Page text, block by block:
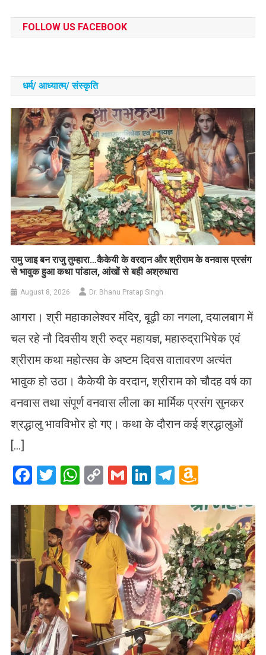
FOLLOW US FACEBOOK
धर्म/ आध्‍यात्‍म/ संस्‍कृति
रामु जाइ बन राजु तुम्हारा…कैकेयी के वरदान और श्रीराम के वनवास प्रसंग
से भावुक हुआ कथा पांडाल, आंखों से बही अश्रुधारा
August 8, 2026 Dr. Bhanu Pratap Singh
आगरा। श्री महाकालेश्वर मंदिर, बूढ़ी का नगला, दयालबाग में
चल रहे नौ दिवसीय श्री रुद्र महायज्ञ, महारुद्राभिषेक एवं
श्रीराम कथा महोत्सव के अष्टम दिवस वातावरण अत्यंत
भावुक हो उठा। कैकेयी के वरदान, श्रीराम को चौदह वर्ष का
वनवास तथा संपूर्ण वनवास लीला का मार्मिक प्रसंग सुनकर
श्रद्धालु भावविभोर हो गए। कथा के दौरान कई श्रद्धालुओं
[…]
Facebook
Twitter
WhatsApp
CopyGmailLinkedIn
Telegram
List